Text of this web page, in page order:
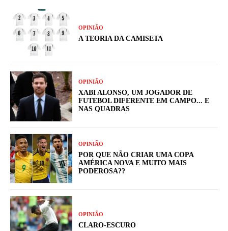
OPINIÃO
A TEORIA DA CAMISETA
OPINIÃO
XABI ALONSO, UM JOGADOR DE
FUTEBOL DIFERENTE EM CAMPO... E
NAS QUADRAS
OPINIÃO
POR QUE NÃO CRIAR UMA COPA
AMÉRICA NOVA E MUITO MAIS
PODEROSA??
OPINIÃO
CLARO-ESCURO